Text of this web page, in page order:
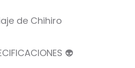
de Chihiro
👽